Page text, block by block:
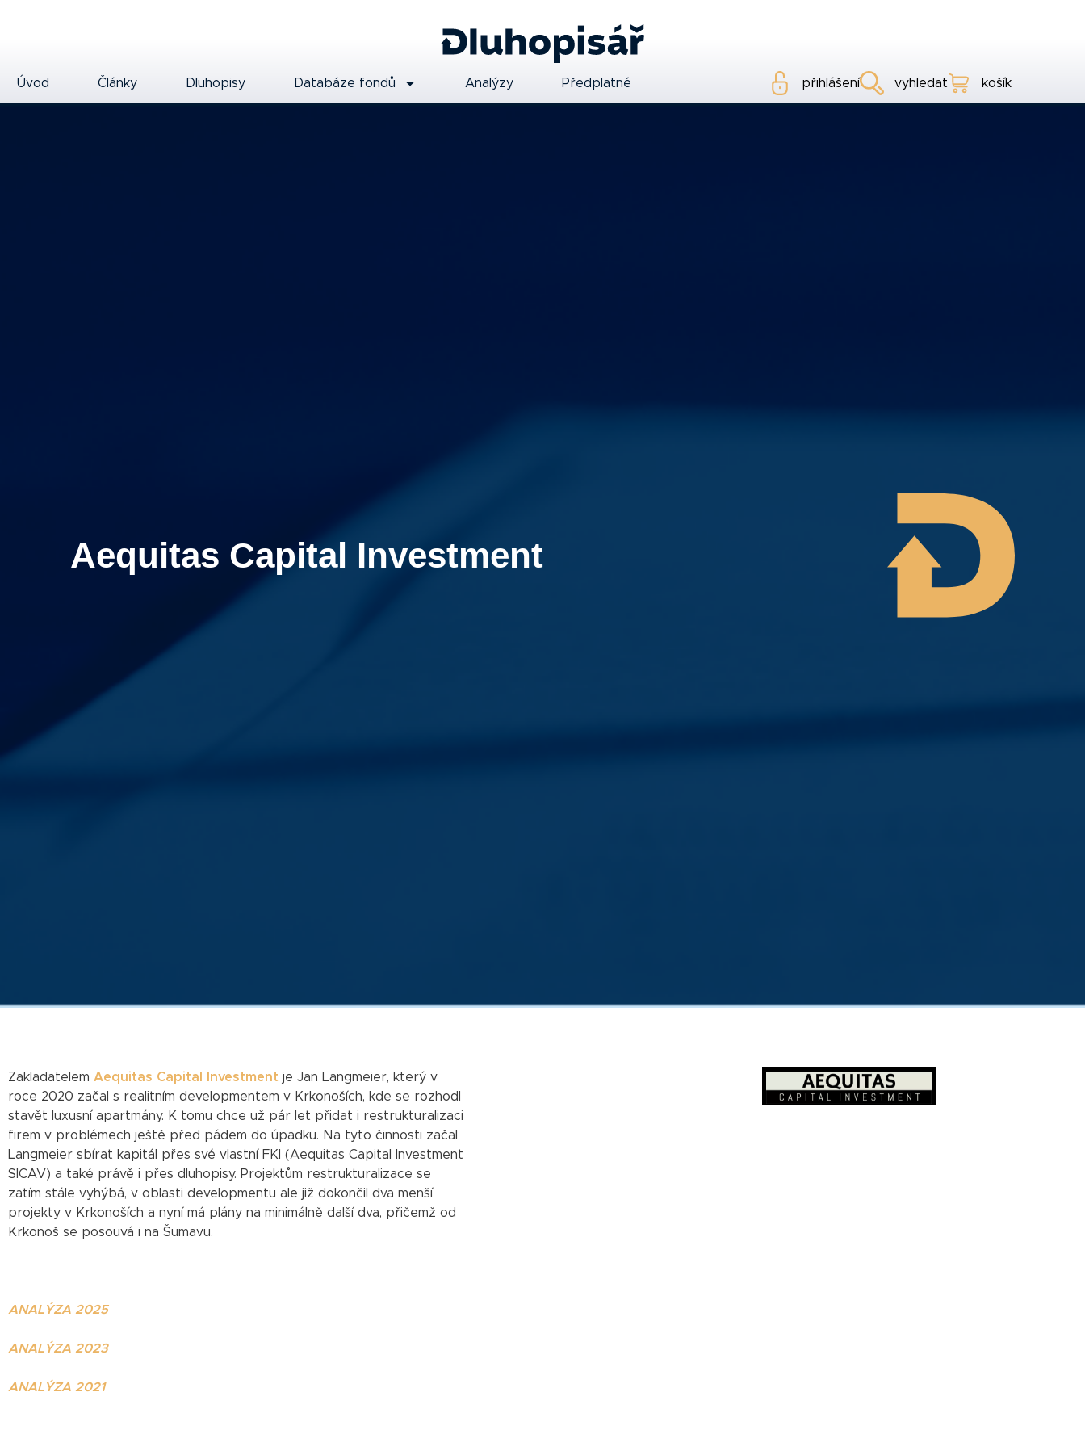
Úvod Články Dluhopisy Databáze fondů Analýzy Předplatné přihlášení vyhledat košík
Aequitas Capital Investment
Zakladatelem Aequitas Capital Investment je Jan Langmeier, který v
roce 2020 začal s realitním developmentem v Krkonoších, kde se rozhodl
stavět luxusní apartmány. K tomu chce už pár let přidat i restrukturalizaci
firem v problémech ještě před pádem do úpadku. Na tyto činnosti začal
Langmeier sbírat kapitál přes své vlastní FKI (Aequitas Capital Investment
SICAV) a také právě i přes dluhopisy. Projektům restrukturalizace se
zatím stále vyhýbá, v oblasti developmentu ale již dokončil dva menší
projekty v Krkonoších a nyní má plány na minimálně další dva, přičemž od
Krkonoš se posouvá i na Šumavu.
ANALÝZA 2025
ANALÝZA 2023
ANALÝZA 2021